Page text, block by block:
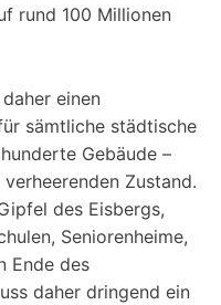
rund 100 Millionen
einen
sämtliche städtische
Gebäude –
Zustand.
des Eisbergs,
Seniorenheime,
Ende des
daher dringend ein